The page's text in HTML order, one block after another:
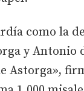
como la
y Antonio
Astorga»,